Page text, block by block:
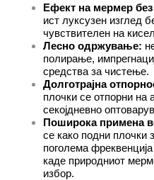
Ефект на мермер без
ист луксузен изглед
чувствителен на
Лесно одржување:
полирање,
средства за чистење.
Долготрајна
плочки се отпорни
секојдневно
Поширока примена
се како подни плочки
поголема
каде природниот
избор.